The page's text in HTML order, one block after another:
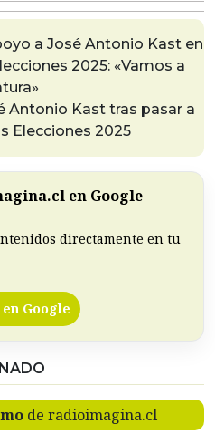
a José Antonio Kast en
2025: «Vamos a
Antonio Kast tras pasar a
Elecciones 2025
en Google
directamente en tu
Google
de radioimagina.cl